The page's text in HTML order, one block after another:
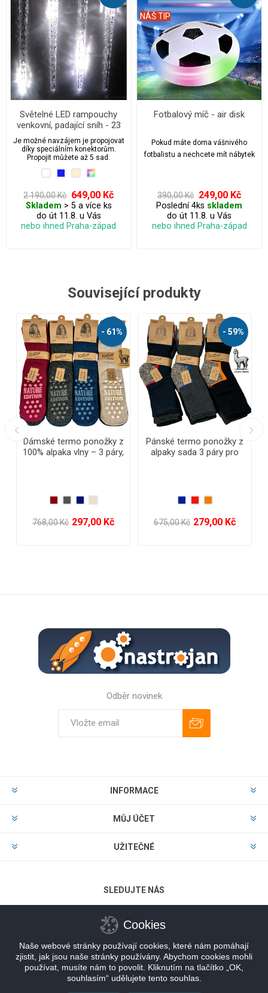
Světelné LED rampouchy
venkovní, padající sníh - 23
cm/8 ks V2
Je možné navzájem je propojovat
díky speciálním konektorům.
Propojit můžete až 5 sad.
2 190,00 Kč 649,00 Kč
Skladem > 5 a více ks
do út 11.8. u Vás
nebo ihned Praha-západ
NÁŠ TIP
Fotbalový míč - air disk
Pokud máte doma vášnivého
fotbalistu a nechcete mít nábytek
390,00 Kč 249,00 Kč
Poslední 4ks skladem
do út 11.8. u Vás
nebo ihned Praha-západ
Související produkty
- 68%
Pánské vlněné ponožky
Lama Alpaka sada 9 + 3
2 632,00 Kč 837,00 Kč
- 50%
NÁŠ TIP
AKČNÍ
Kakánkové ponožky
199,00 Kč 99,00 Kč
Odběr novinek
INFORMACE
MŮJ ÚČET
UŽITEČNÉ
SLEDUJTE NÁS
MOŽNOSTI PLATBY
Cookies
Naše webové stránky používají cookies, které nám pomáhají
zjistit, jak jsou naše stránky používány. Abychom cookies mohli
používat, musíte nám to povolit. Kliknutím na tlačítko „OK,
souhlasím“ udělujete tento souhlas.